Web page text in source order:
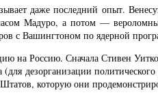
даже последний опыт.
Мадуро, а потом —
с Вашингтоном по ядерной
на Россию. Сначала Стивен
дезорганизации
которую они